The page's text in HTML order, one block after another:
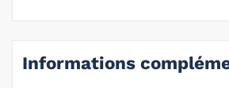
Informations